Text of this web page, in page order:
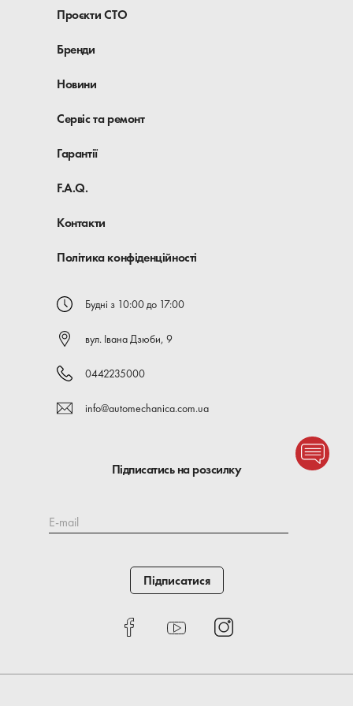
Проєкти СТО
Бренди
Новини
Сервіс та ремонт
Гарантії
F.A.Q.
Контакти
Політика конфіденційності
Будні з 10:00 до 17:00
вул. Івана Дзюби, 9
0442235000
info@automechanica.com.ua
Підписатись на розсилку
E-mail
Підписатися